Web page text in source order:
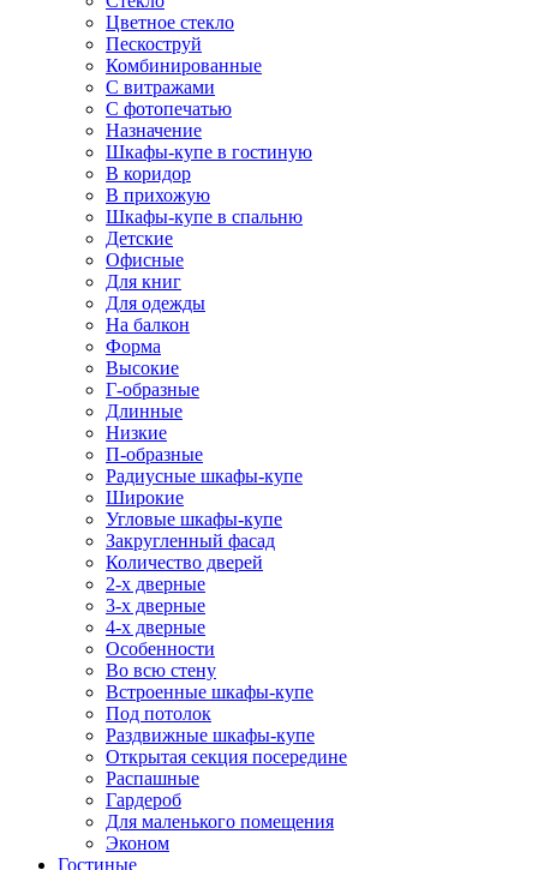
Цветное стекло
Пескоструй
Комбинированные
С витражами
С фотопечатью
Назначение
Шкафы-купе в гостиную
В коридор
В прихожую
Шкафы-купе в спальню
Детские
Офисные
Для книг
Для одежды
На балкон
Форма
Высокие
Г-образные
Длинные
Низкие
П-образные
Радиусные шкафы-купе
Широкие
Угловые шкафы-купе
Закругленный фасад
Количество дверей
2-х дверные
3-х дверные
4-х дверные
Особенности
Во всю стену
Встроенные шкафы-купе
Под потолок
Раздвижные шкафы-купе
Открытая секция посередине
Распашные
Гардероб
Для маленького помещения
Эконом
Гостиные